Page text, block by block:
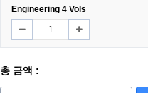
Engineering 4 Vols
총 금액 :